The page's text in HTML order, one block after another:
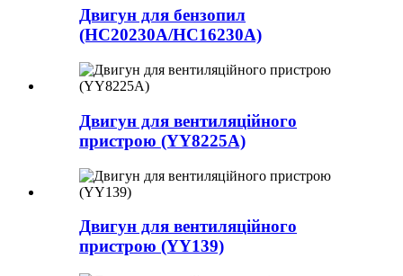
Двигун для бензопил
(HC20230A/HC16230A)
Двигун для вентиляційного
пристрою (YY8225A)
Двигун для вентиляційного
пристрою (YY139)